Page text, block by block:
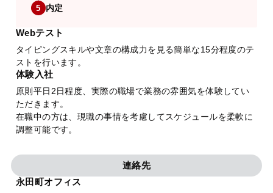
5 内定
Webテスト
タイピングスキルや文章の構成力を見る簡単な15分程度のテ
ストを行います。
体験入社
原則平日2日程度、実際の職場で業務の雰囲気を体験してい
ただきます。
在職中の方は、現職の事情を考慮してスケジュールを柔軟に
調整可能です。
連絡先
永田町オフィス